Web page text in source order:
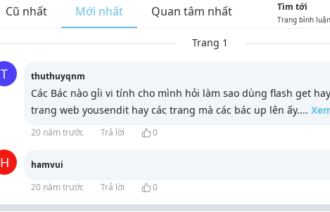
Cũ nhất Mới nhất Quan tâm nhất Tìm tới
Trang bình luận
Trang 1
T thuthuyqnm
Các Bác nào gỉi vi tính cho mình hỏi làm sao dùng flash get
trang web yousendit hay các trang mà các bác up lên ấy....
20 năm trước Trả lời 0
H
hamvui
20 năm trước
Trả lời 0